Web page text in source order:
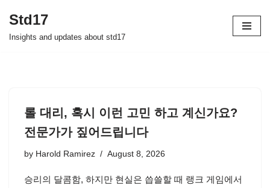
Skip
Std17
Insights and updates about std17
롤 대리, 혹시 이런 고민 하고 계신가요?
전문가가 짚어드립니다
by Harold Ramirez August 8, 2026
승리의 달콤함, 하지만 현실은 씁쓸할 때 랭크 게임에서